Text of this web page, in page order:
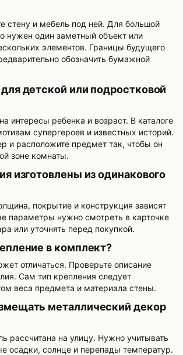
стену и мебель под ней. Для большой
нужен один заметный объект или
элементов. Границы будущего
обозначить бумажной
детской или подростковой
интересы ребенка и возраст. В каталоге
супергероев и известных историй.
и расположите предмет так, чтобы он
зоне комнаты.
изготовлены из одинакового
покрытие и конструкция зависят
параметры нужно смотреть в карточке
или уточнять перед покупкой.
в комплект?
отличаться. Проверьте описание
Сам тип крепления следует
веса предмета и материала стены.
металлический декор
рассчитана на улицу. Нужно учитывать
осадки, солнце и перепады температур.